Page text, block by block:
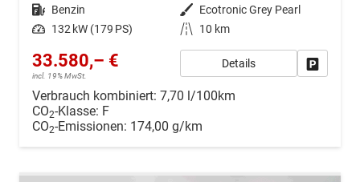
Kraftstoff Benzin Außenfarbe Ecotronic Grey Pearl
Leistung 132 kW (179 PS) Kilometerstand 10 km
33.580,– €
incl. 19% MwSt.
Details
Verbrauch kombiniert: 7,70 l/100km
CO2-Klasse: F
CO2-Emissionen: 174,00 g/km